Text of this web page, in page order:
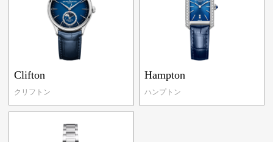
Clifton
クリフトン
Hampton
ハンプトン